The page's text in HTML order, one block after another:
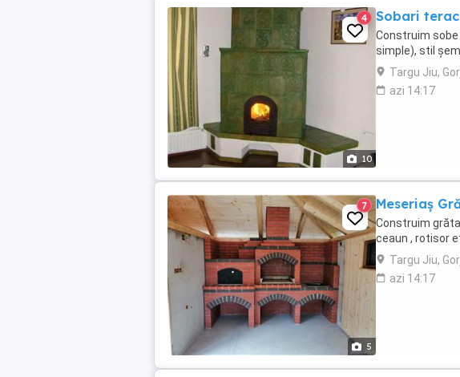
10
4 Sobari
Construim sobe
simple), stil
Targu Jiu,
azi 14:17
5
7 Meseriaș
Construim
ceaun , rotisor
Targu Jiu,
azi 14:17